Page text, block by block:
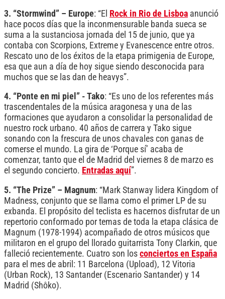
3. “Stormwind” – Europe: “El Rock in Rio de Lisboa anunció
hace pocos días que la inconmensurable banda sueca se
suma a la sustanciosa jornada del 15 de junio, que ya
contaba con Scorpions, Extreme y Evanescence entre otros.
Rescato uno de los éxitos de la etapa primigenia de Europe,
esa que aun a día de hoy sigue siendo desconocida para
muchos que se las dan de heavys”.
4. “Ponte en mi piel” - Tako: “Es uno de los referentes más
trascendentales de la música aragonesa y una de las
formaciones que ayudaron a consolidar la personalidad de
nuestro rock urbano. 40 años de carrera y Tako sigue
sonando con la frescura de unos chavales con ganas de
comerse el mundo. La gira de ‘Porque sí’ acaba de
comenzar, tanto que el de Madrid del viernes 8 de marzo es
el segundo concierto. Entradas aquí”.
5. “The Prize” – Magnum: “Mark Stanway lidera Kingdom of
Madness, conjunto que se llama como el primer LP de su
exbanda. El propósito del teclista es hacernos disfrutar de un
repertorio conformado por temas de toda la etapa clásica de
Magnum (1978-1994) acompañado de otros músicos que
militaron en el grupo del llorado guitarrista Tony Clarkin, que
falleció recientemente. Cuatro son los conciertos en España
para el mes de abril: 11 Barcelona (Upload), 12 Vitoria
(Urban Rock), 13 Santander (Escenario Santander) y 14
Madrid (Shôko).